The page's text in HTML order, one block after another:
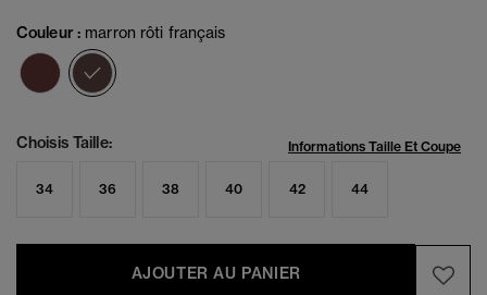
Couleur : marron rôti français
Choisis Taille: Informations Taille Et Coupe
34 36 38 40 42 44
AJOUTER AU PANIER